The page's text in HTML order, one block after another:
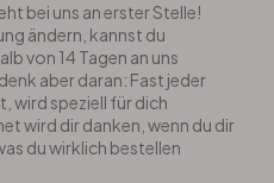
bei uns an erster Stelle!
ändern, kannst du
von 14 Tagen an uns
aber daran: Fast jeder
wird speziell für dich
wird dir danken, wenn du dir
du wirklich bestellen